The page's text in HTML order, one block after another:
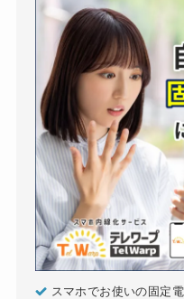
スマホでお使いの固定